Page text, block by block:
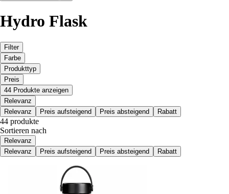
Hydro Flask
Filter
Farbe
Produkttyp
Preis
44 Produkte anzeigen
Relevanz
Relevanz
Preis aufsteigend Preis absteigend Rabatt
44 produkte
Sortieren nach
Relevanz
Relevanz
Preis aufsteigend Preis absteigend Rabatt